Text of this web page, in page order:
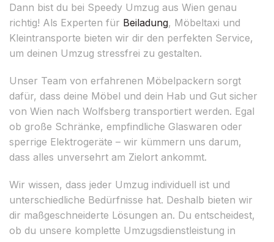
Dann bist du bei Speedy Umzug aus Wien genau
richtig! Als Experten für Beiladung, Möbeltaxi und
Kleintransporte bieten wir dir den perfekten Service,
um deinen Umzug stressfrei zu gestalten.
Unser Team von erfahrenen Möbelpackern sorgt
dafür, dass deine Möbel und dein Hab und Gut sicher
von Wien nach Wolfsberg transportiert werden. Egal
ob große Schränke, empfindliche Glaswaren oder
sperrige Elektrogeräte – wir kümmern uns darum,
dass alles unversehrt am Zielort ankommt.
Wir wissen, dass jeder Umzug individuell ist und
unterschiedliche Bedürfnisse hat. Deshalb bieten wir
dir maßgeschneiderte Lösungen an. Du entscheidest,
ob du unsere komplette Umzugsdienstleistung in